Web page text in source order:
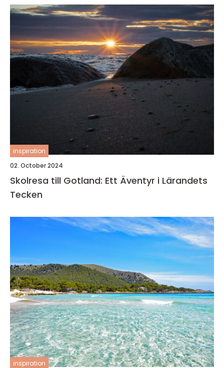
inspiration
02. October 2024
Skolresa till Gotland: Ett Äventyr i Lärandets
Tecken
inspiration